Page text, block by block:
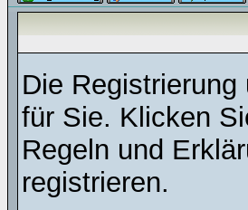
Die
für Sie. Klicken
Regeln und
registrieren.